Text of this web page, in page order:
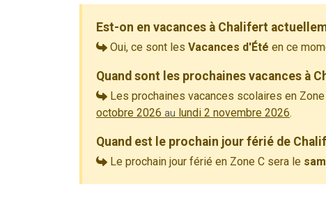
Est-on en vacances à Chalifert
Oui, ce sont les Vacances d'Été en ce
Quand sont les prochaines vacances à
Les prochaines vacances scolaires en
octobre 2026 au lundi 2 novembre 2026.
Quand est le prochain jour férié de
Le prochain jour férié en Zone C sera le